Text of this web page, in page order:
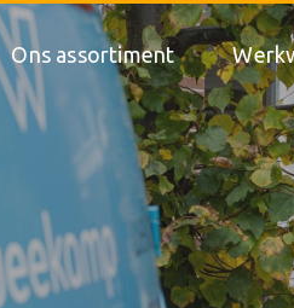
Ons assortiment